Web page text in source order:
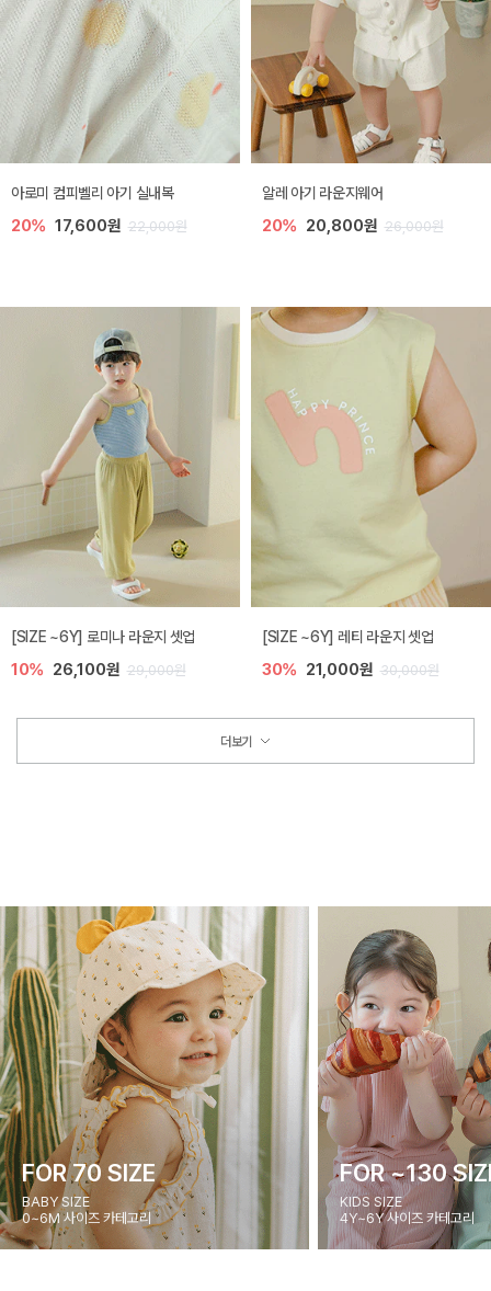
아로미 컴피벨리 아기 실내복
20% 17,600원 22,000원
알레 아기 라운지웨어
20% 20,800원 26,000원
[SIZE ~6Y] 로미나 라운지 셋업
10% 26,100원 29,000원
[SIZE ~6Y] 레티 라운지 셋업
30% 21,000원 30,000원
더보기
FOR 70 SIZE
BABY SIZE
0~6M 사이즈 카테고리
FOR ~130
KIDS SIZE
4Y~6Y 사이즈 카테고리